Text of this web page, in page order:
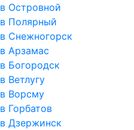
в Островной
в Полярный
в Снежногорск
в Арзамас
в Богородск
в Ветлугу
в Ворсму
в Горбатов
в Дзержинск